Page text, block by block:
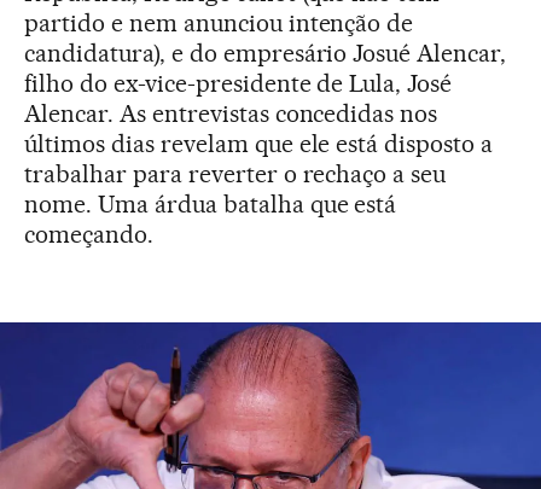
partido e nem anunciou intenção de
candidatura), e do empresário Josué Alencar,
filho do ex-vice-presidente de Lula, José
Alencar. As entrevistas concedidas nos
últimos dias revelam que ele está disposto a
trabalhar para reverter o rechaço a seu
nome. Uma árdua batalha que está
começando.